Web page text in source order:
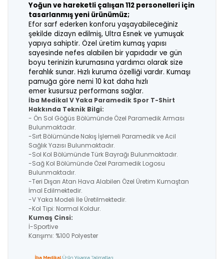
Yoğun ve hareketli çalışan 112 personelleri için
tasarlanmış yeni ürünümüz;
Efor sarf ederken konforu yaşayabileceğiniz
şekilde dizayn edilmiş, Ultra Esnek ve yumuşak
yapıya sahiptir. Özel üretim kumaş yapısı
sayesinde nefes alabilen bir yapıdadır ve gün
boyu terinizin kurumasına yardımcı olarak size
ferahlık sunar. Hızlı kuruma özelliği vardır. Kumaşı
pamuğa göre nemi 10 kat daha hızlı
emer kusursuz performans sağlar.
İba Medikal V Yaka Paramedik Spor T-Shirt
Hakkında Teknik Bilgi:
- Ön Sol Göğüs Bölümünde Özel Paramedik Arması
Bulunmaktadır.
-Sırt Bölümünde Nakış İşlemeli Paramedik ve Acil
Sağlık Yazısı Bulunmaktadır.
-Sol Kol Bölümünde Türk Bayrağı Bulunmaktadır.
-Sağ Kol Bölümünde Özel Paramedik Logosu
Bulunmaktadır.
-Teri Dışarı Atan Hava Alabilen Özel Üretim Kumaştan
İmal Edilmektedir.
-V Yaka Modeli İle Üretilmektedir.
-Kol Tipi: Normal Koldur.
Kumaş Cinsi:
İ-Sportive
Karışımı: %100 Polyester